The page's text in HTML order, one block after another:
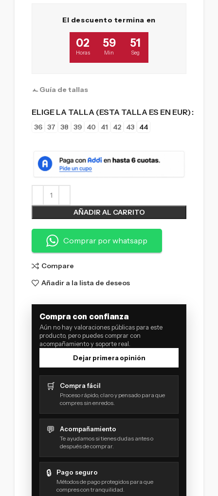
El descuento termina en
02
Horas
59
Min
51
Seg
Guía de tallas
ELIGE LA TALLA (ESTA TALLA ES EN EUR)
36 37 38 39 40 41 42 43 44
AÑADIR AL CARRITO
Comprar por whatsapp
Compare
Añadir a la lista de deseos
Compra con confianza
Aún no hay valoraciones públicas para este
producto, pero puedes comprar con
acompañamiento y soporte real.
Dejar primera opinión
🛒 Compra fácil
Proceso rápido, claro y pensado para que
compres sin enredos.
💬 Acompañamiento
Te ayudamos si tienes dudas antes o
después de comprar.
🔒 Pago seguro
Métodos de pago protegidos para que
compres con tranquilidad.